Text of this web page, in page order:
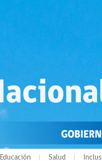
Educación Salud